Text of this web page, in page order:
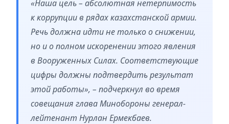
«Наша цель – абсолютная нетерпимость
к коррупции в рядах казахстанской армии.
Речь должна идти не только о снижении,
но и о полном искоренении этого явления
в Вооруженных Силах. Соответствующие
цифры должны подтвердить результат
этой работы», – подчеркнул во время
совещания глава Минобороны генерал-
лейтенант Нурлан Ермекбаев.